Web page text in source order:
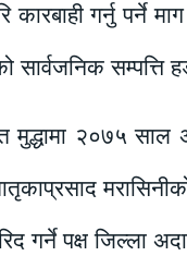
गर्नु पर्ने
सार्वजनिक
२०७५ साल
गर्ने पक्ष जिल्ला